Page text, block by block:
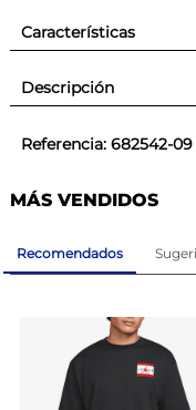
Características
Descripción
Referencia: 682542-09
MÁS VENDIDOS
Recomendados